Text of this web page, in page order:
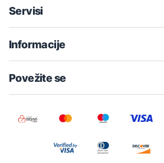
Servisi
Informacije
Povežite se